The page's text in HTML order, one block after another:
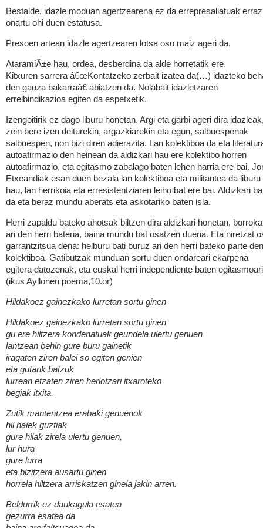
Bestalde, idazle moduan agertzearena ez da errepresaliatuak erraz
onartu ohi duen estatusa.
Presoen artean idazle agertzearen lotsa oso maiz ageri da.
AtaramiÃ±e hau, ordea, desberdina da alde horretatik ere.
Kitxuren sarrera â€œKontatzeko zerbait izatea da(…) idazteko
den gauza bakarraâ€ abiatzen da. Nolabait idazletzaren
erreibindikazioa egiten da espetxetik.
Izengoitirik ez dago liburu honetan. Argi eta garbi ageri dira
zein bere izen deiturekin, argazkiarekin eta egun, salbuespenak
salbuespen, non bizi diren adierazita. Lan kolektiboa da eta
autoafirmazio den heinean da aldizkari hau ere kolektibo horren
autoafirmazio, eta egitasmo zabalago baten lehen harria ere bai.
Etxeandiak esan duen bezala lan kolektiboa eta militantea da liburu
hau, lan herrikoia eta erresistentziaren leiho bat ere bai. Aldizkari
da eta beraz mundu aberats eta askotariko baten isla.
Herri zapaldu bateko ahotsak biltzen dira aldizkari honetan,
ari den herri batena, baina mundu bat osatzen duena. Eta niretzat
garrantzitsua dena: helburu bati buruz ari den herri bateko parte den
kolektiboa. Gatibutzak munduan sortu duen ondareari ekarpena
egitera datozenak, eta euskal herri independiente baten
(ikus Ayllonen poema,10.or)
Hildakoez gainezkako lurretan sortu ginen
Hildakoez gainezkako lurretan sortu ginen
gu ere hiltzera kondenatuak geundela ulertu genuen
lantzean behin gure buru gainetik
iragaten ziren balei so egiten genien
eta gutarik batzuk
lurrean etzaten ziren heriotzari itxaroteko
begiak itxita.
Zutik mantentzea erabaki genuenok
hil haiek guztiak
gure hilak zirela ulertu genuen,
lur hura
gure lurra
eta bizitzera ausartu ginen
horrela hiltzera arriskatzen ginela jakin arren.
Beldurrik ez daukagula esatea
gezurra esatea da